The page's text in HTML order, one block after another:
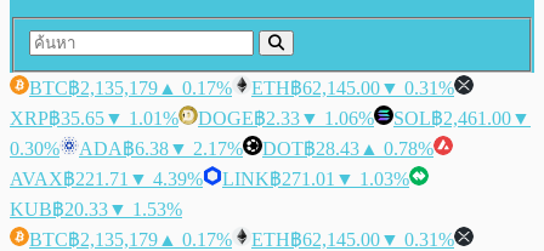
BTC฿2,135,179 ▲ 0.17% ETH฿62,145.00▼ 0.31%
XRP฿35.65▼ 1.01% DOGE฿2.33▼ 1.06% SOL฿2,461.00▼
0.30%
ADA฿6.38▼ 2.17% DOT฿28.43 ▲ 0.78%
AVAX฿221.71 ▼ 4.39% LINK฿271.01 ▼ 1.03%
KUB฿20.33▼ 1.53%
BTC฿2,135,179 ▲ 0.17% ETH฿62,145.00▼ 0.31%